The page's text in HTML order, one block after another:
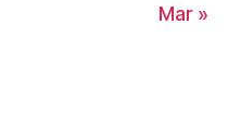
Mar »